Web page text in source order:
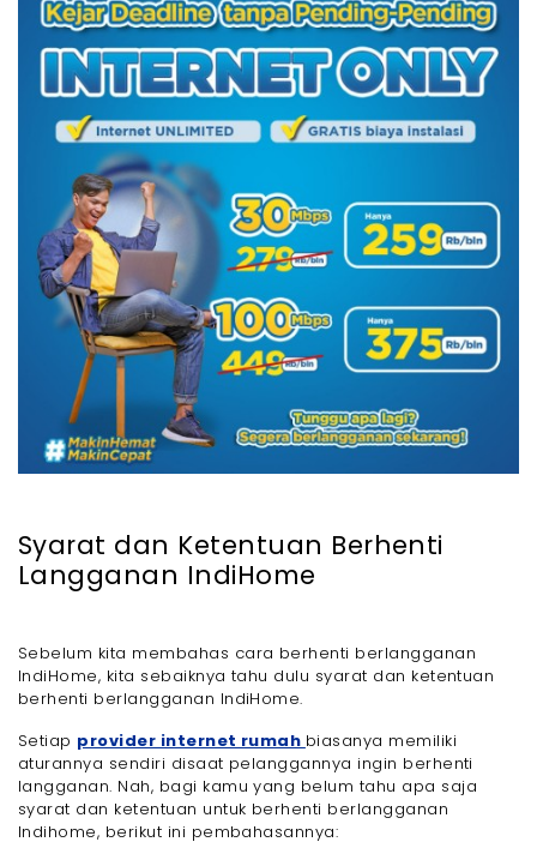
Syarat dan Ketentuan Berhenti
Langganan IndiHome
Sebelum kita membahas cara berhenti berlangganan
IndiHome, kita sebaiknya tahu dulu syarat dan ketentuan
berhenti berlangganan IndiHome.
Setiap provider internet rumah biasanya memiliki
aturannya sendiri disaat pelanggannya ingin berhenti
langganan. Nah, bagi kamu yang belum tahu apa saja
syarat dan ketentuan untuk berhenti berlangganan
Indihome, berikut ini pembahasannya: